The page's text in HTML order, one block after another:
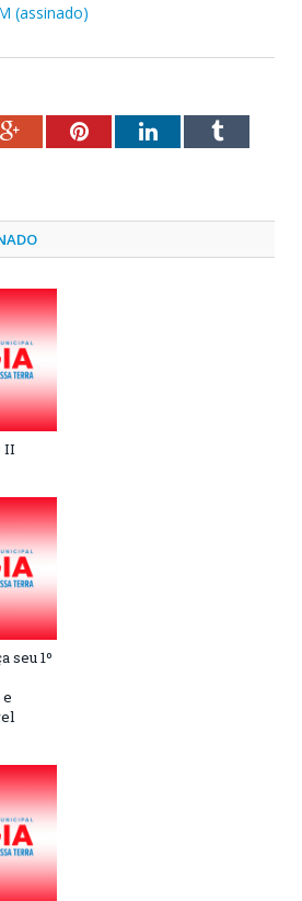
(assinado)
Google+PinterestLinkedInTumblr
II
seu 1º